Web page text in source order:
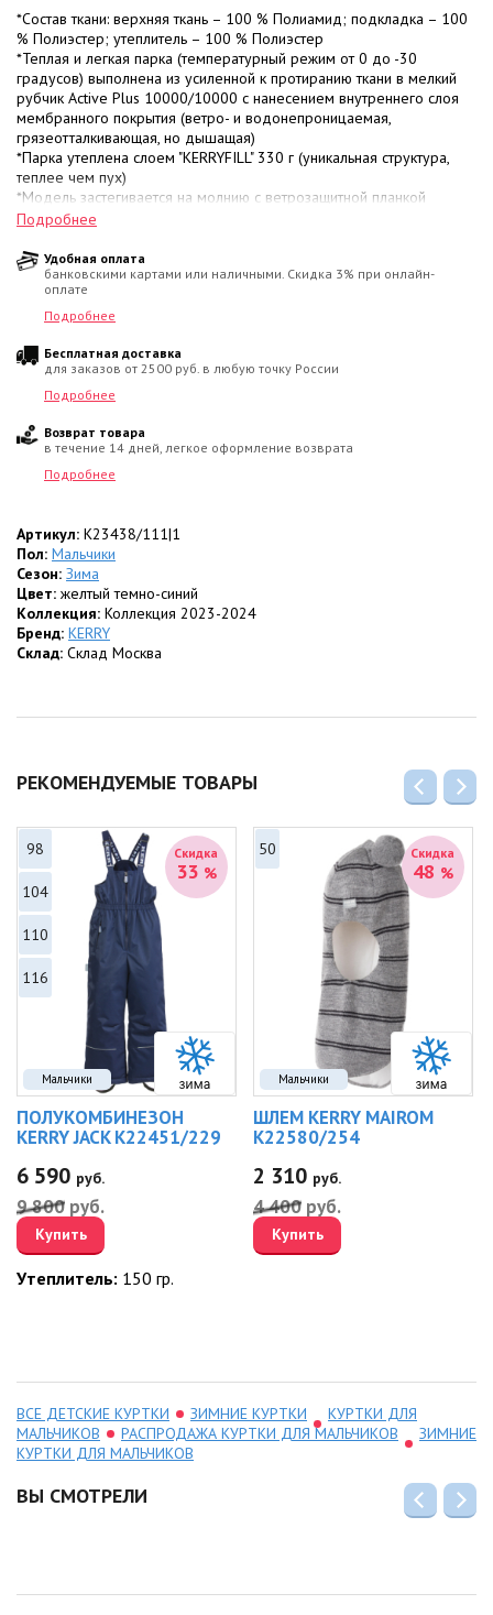
*Состав ткани: верхняя ткань – 100 % Полиамид; подкладка – 100
% Полиэстер; утеплитель – 100 % Полиэстер
*Теплая и легкая парка (температурный режим от 0 до -30
градусов) выполнена из усиленной к протиранию ткани в мелкий
рубчик Active Plus 10000/10000 с нанесением внутреннего слоя
мембранного покрытия (ветро- и водонепроницаемая,
грязеотталкивающая, но дышащая)
*Парка утеплена слоем "KERRYFILL" 330 г (уникальная структура,
теплее чем пух)
*Модель застегивается на молнию с ветрозащитной планкой
*Капюшон утепленный, опушка - искусственный мех, отстегиваются
*Рукава на резинке
*Отделка капюшона, внутренней части воротника и резинки
рукавов - искусственный мех
*Низ куртки утягивается кулиской со стопперами
*Цвет темно-синий, ярко-желтый
Подробнее
Удобная оплата
банковскими картами или наличными. Скидка 3% при онлайн-
оплате
Подробнее
Бесплатная доставка
для заказов от 2500 руб. в любую точку России
Подробнее
Возврат товара
в течение 14 дней, легкое оформление возврата
Подробнее
Артикул: K23438/111|1
Пол: Мальчики
Сезон: Зима
Цвет: желтый темно-синий
Коллекция: Коллекция 2023-2024
Бренд: KERRY
Склад: Склад Москва
РЕКОМЕНДУЕМЫЕ ТОВАРЫ
Мальчики
Скидка
33 %
98
104
110
116
ПОЛУКОМБИНЕЗОН
KERRY JACK K22451/229
6 590 руб.
9 800 руб.
Купить
Утеплитель: 150 гр.
Мальчики
Скидка
48 %
50
ШЛЕМ KERRY MAIROM
K22580/254
2 310 руб.
4 400 руб.
Купить
ВСЕ ДЕТСКИЕ КУРТКИ ЗИМНИЕ КУРТКИ
КУРТКИ ДЛЯ
МАЛЬЧИКОВ
РАСПРОДАЖА КУРТКИ ДЛЯ МАЛЬЧИКОВ
ЗИМНИЕ
КУРТКИ ДЛЯ МАЛЬЧИКОВ
ВЫ СМОТРЕЛИ